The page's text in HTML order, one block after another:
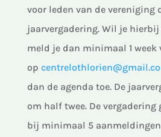
voor leden van de vereniging
jaarvergadering. Wil je
meld je dan minimaal 1 week
op
dan de agenda toe. De
om half twee. De vergadering
bij minimaal 5